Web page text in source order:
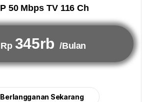
50 Mbps TV 116 Ch
Rp 345rb /Bulan
Berlangganan Sekarang